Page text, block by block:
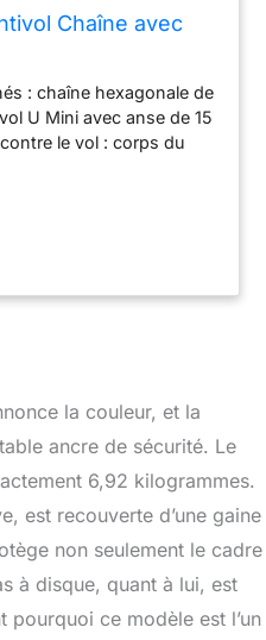
Chaîne avec
: chaîne hexagonale de
U Mini avec anse de 15
le vol : corps du
3 clés. Notez le numéro :
de perte, le premier
la chaîne et le
kg et longueur 150
la couleur, et la
ancre de sécurité. Le
6,92 kilogrammes.
est recouverte d’une gaine
non seulement le cadre
à disque, quant à lui, est
pourquoi ce modèle est l’un